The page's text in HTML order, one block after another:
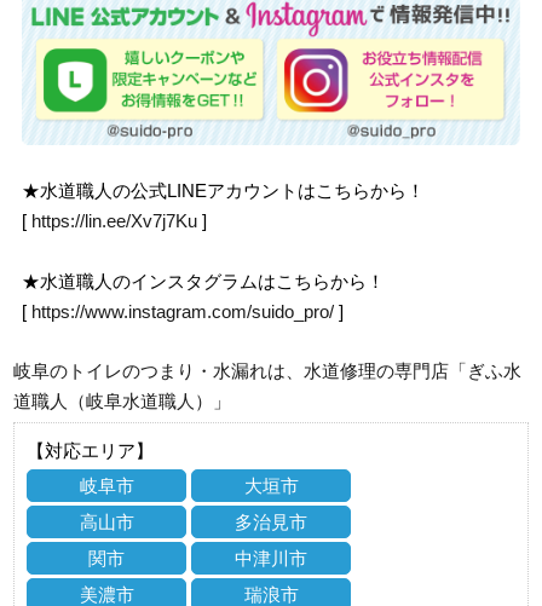
★水道職人の公式LINEアカウントはこちらから！
[ https://lin.ee/Xv7j7Ku ]
★水道職人のインスタグラムはこちらから！
[ https://www.instagram.com/suido_pro/ ]
岐阜のトイレのつまり・水漏れは、水道修理の専門店「ぎふ水
道職人（岐阜水道職人）」
【対応エリア】
岐阜市
大垣市
高山市
多治見市
関市
中津川市
美濃市
瑞浪市